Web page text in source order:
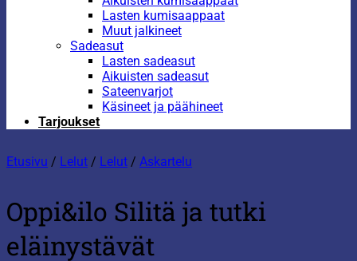
Lasten kumisaappaat
Muut jalkineet
Sadeasut
Lasten sadeasut
Aikuisten sadeasut
Sateenvarjot
Käsineet ja päähineet
Tarjoukset
Etusivu / Lelut / Lelut / Askartelu
Oppi&ilo Silitä ja tutki
eläinystävät